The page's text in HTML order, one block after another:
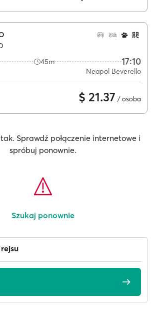
45m 17:10
Neapol Beverello
$ 21.37 / osoba
tak. Sprawdź połączenie internetowe i
spróbuj ponownie.
Szukaj ponownie